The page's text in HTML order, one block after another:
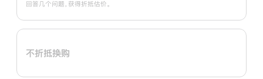
换
购
划：
回答几个问题，获得折抵估价。
不折抵换购